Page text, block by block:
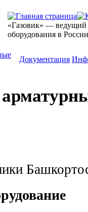
«Газовик» — ведущий
оборудования в России
Документация